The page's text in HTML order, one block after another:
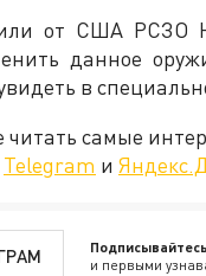
от США РСЗО
данное
в
самые
Telegram и
и первыми